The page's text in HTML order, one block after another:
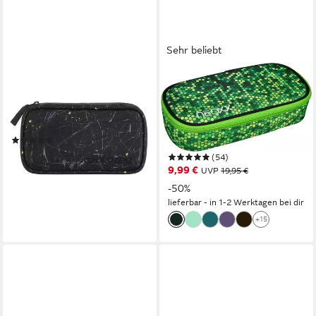
Schlampermäppchen,
Reißverschluss, (1-tlg)
(14)
ab 24,99 €
lieferbar - in 2-3 Werktagen bei dir
Sehr beliebt
NEOXX
Schreibgeräteetui
Schlamperbox, Jump,
teilweise aus recyceltem
Material
(54)
9,99 € UVP 19,95 €
-50%
lieferbar - in 1-2 Werktagen bei dir
+15